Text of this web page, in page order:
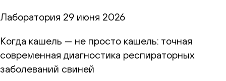
Лаборатория 29 июня 2026
Когда кашель — не просто кашель: точная
современная диагностика респираторных
заболеваний свиней